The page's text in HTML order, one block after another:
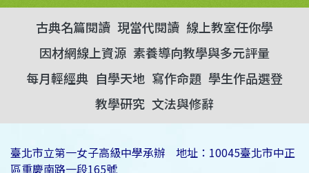
古典名篇閱讀 現當代閱讀 線上教室任你學
因材網線上資源 素養導向教學與多元評量
每月輕經典 自學天地 寫作命題 學生作品選登
教學研究 文法與修辭
臺北市立第一女子高級中學承辦 地址：10045臺北市中正
區重慶南路一段165號